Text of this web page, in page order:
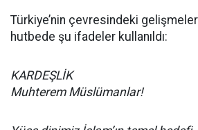
Türkiye’nin çevresindeki
hutbede şu ifadeler kullanıldı:
KARDEŞLİK
Muhterem Müslümanlar!